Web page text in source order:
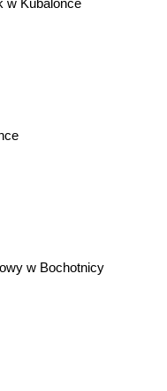
w Kubalonce
w Bochotnicy